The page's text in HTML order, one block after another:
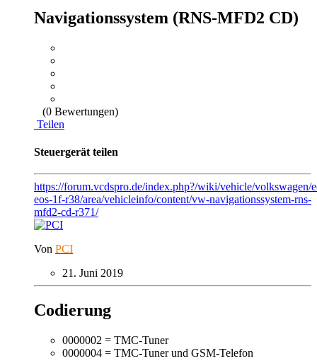
Navigationssystem (RNS-MFD2 CD)
(0 Bewertungen)
Teilen
Steuergerät teilen
https://forum.vcdspro.de/index.php?/wiki/vehicle/volkswagen/
eos-1f-r38/area/vehicleinfo/content/vw-navigationssystem-rns-
mfd2-cd-r371/
Von PCI
21. Juni 2019
Codierung
0000002 = TMC-Tuner
0000004 = TMC-Tuner und GSM-Telefon